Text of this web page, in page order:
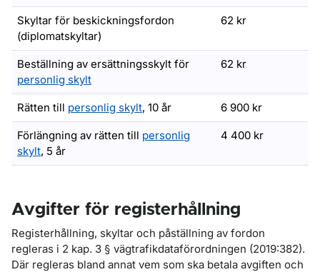
Skyltar för beskickningsfordon
(diplomatskyltar)
62 kr
Beställning av ersättningsskylt för
personlig skylt
62 kr
Rätten till personlig skylt, 10 år 6 900 kr
Förlängning av rätten till personlig
skylt, 5 år
4 400 kr
Avgifter för registerhållning
Registerhållning, skyltar och påställning av fordon
regleras i 2 kap. 3 § vägtrafikdataförordningen (2019:382).
Där regleras bland annat vem som ska betala avgiften och